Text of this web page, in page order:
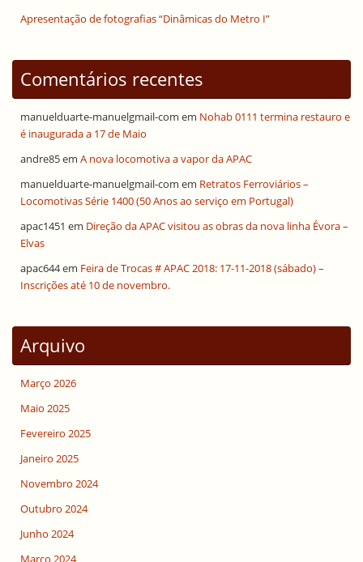
Apresentação de fotografias “Dinâmicas do Metro I”
Comentários recentes
manuelduarte-manuelgmail-com em Nohab 0111 termina restauro e
é inaugurada a 17 de Maio
andre85em A nova locomotiva a vapor da APAC
manuelduarte-manuelgmail-com em Retratos Ferroviários –
Locomotivas Série 1400 (50 Anos ao serviço em Portugal)
apac1451 em Direção da APAC visitou as obras da nova linha Évora –
Elvas
apac644em Feira de Trocas # APAC 2018: 17-11-2018 (sábado) –
Inscrições até 10 de novembro.
Arquivo
Março 2026
Maio 2025
Fevereiro 2025
Janeiro 2025
Novembro 2024
Outubro 2024
Junho 2024
Março 2024